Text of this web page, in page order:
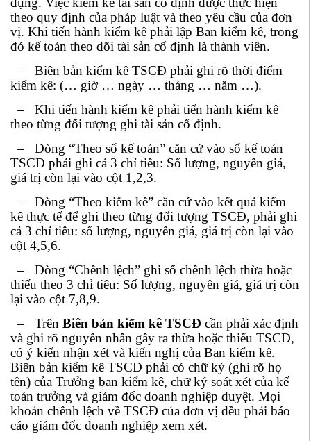
theo quy định của pháp luật và theo yêu cầu của đơn
vị. Khi tiến hành kiểm kê phải lập Ban kiểm kê, trong
đó kế toán theo dõi tài sản cố định là thành viên.
– Biên bản kiểm kê TSCĐ phải ghi rõ thời điểm
kiểm kê: (… giờ … ngày … tháng … năm …).
– Khi tiến hành kiểm kê phải tiến hành kiểm kê
theo từng đối tượng ghi tài sản cố định.
– Dòng “Theo sổ kế toán” căn cứ vào sổ kế toán
TSCĐ phải ghi cả 3 chỉ tiêu: Số lượng, nguyên giá,
giá trị còn lại vào cột 1,2,3.
– Dòng “Theo kiểm kê” căn cứ vào kết quả kiểm
kê thực tế để ghi theo từng đối tượng TSCĐ, phải ghi
cả 3 chỉ tiêu: số lượng, nguyên giá, giá trị còn lại vào
cột 4,5,6.
– Dòng “Chênh lệch” ghi số chênh lệch thừa hoặc
thiếu theo 3 chỉ tiêu: Số lượng, nguyên giá, giá trị còn
lại vào cột 7,8,9.
– TrênBiên bản kiểm kê TSCĐ cần phải xác định
và ghi rõ nguyên nhân gây ra thừa hoặc thiếu TSCĐ,
có ý kiến nhận xét và kiến nghị của Ban kiểm kê.
Biên bản kiểm kê TSCĐ phải có chữ ký (ghi rõ họ
tên) của Trưởng ban kiểm kê, chữ ký soát xét của kế
toán trưởng và giám đốc doanh nghiệp duyệt. Mọi
khoản chênh lệch về TSCĐ của đơn vị đều phải báo
cáo giám đốc doanh nghiệp xem xét.